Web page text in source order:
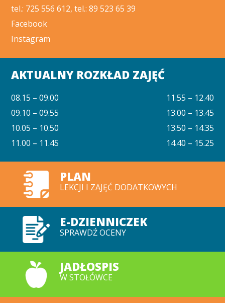
tel.: 725 556 612, tel.: 89 523 65 39
Facebook
Instagram
AKTUALNY ROZKŁAD ZAJĘĆ
08.15 – 09.00
09.10 – 09.55
10.05 – 10.50
11.00 – 11.45
11.55 – 12.40
13.00 – 13.45
13.50 – 14.35
14.40 – 15.25
PLAN
LEKCJI I ZAJĘĆ DODATKOWYCH
E-DZIENNICZEK
SPRAWDŹ OCENY
JADŁOSPIS
W STOŁÓWCE